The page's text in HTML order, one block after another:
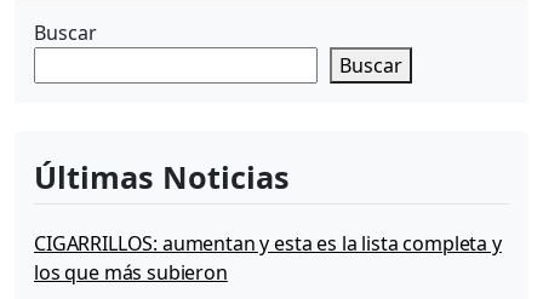
Buscar
Buscar
Últimas Noticias
CIGARRILLOS: aumentan y esta es la lista completa y
los que más subieron